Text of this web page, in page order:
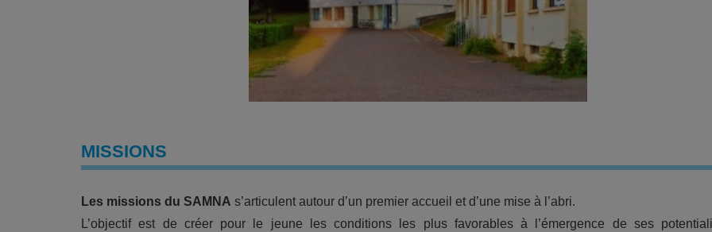
MISSIONS
Les missions du SAMNA s’articulent autour d’un premier accueil et d’une mise à l’abri.
L’objectif est de créer pour le jeune les conditions les plus favorables à l’émergence de ses